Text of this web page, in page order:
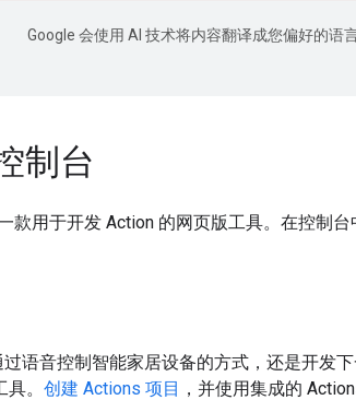
Google 会使用 AI 技术将内容翻译成您偏好的语
制台
款用于开发 Action 的网页版工具。在控制
语音控制智能家居设备的方式，还是开发
。 创建 Actions 项目 ，并使用集成的